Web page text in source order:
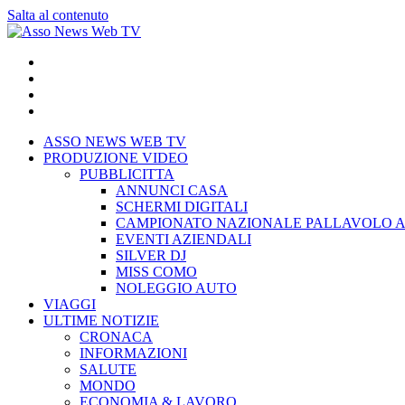
Salta al contenuto
ASSO NEWS WEB TV
PRODUZIONE VIDEO
PUBBLICITTA
ANNUNCI CASA
SCHERMI DIGITALI
CAMPIONATO NAZIONALE PALLAVOLO
EVENTI AZIENDALI
SILVER DJ
MISS COMO
NOLEGGIO AUTO
VIAGGI
ULTIME NOTIZIE
CRONACA
INFORMAZIONI
SALUTE
MONDO
ECONOMIA & LAVORO